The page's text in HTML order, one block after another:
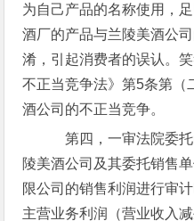
为自己产品的名称使用，
酒厂的产品与兰陵美酒公
淆，引起消费者的误认。
不正当竞争法》第5条第（
酒公司的不正当竞争。
第四，一审法院委
陵美酒公司及其委托销售
限公司的销售利润进行审
主营业务利润（营业收入